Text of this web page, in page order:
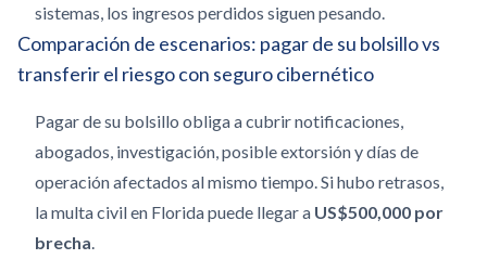
sistemas, los ingresos perdidos siguen pesando.
Comparación de escenarios: pagar de su bolsillo vs
transferir el riesgo con seguro cibernético
Pagar de su bolsillo obliga a cubrir notificaciones,
abogados, investigación, posible extorsión y días de
operación afectados al mismo tiempo. Si hubo retrasos,
la multa civil en Florida puede llegar a US$500,000 por
brecha.